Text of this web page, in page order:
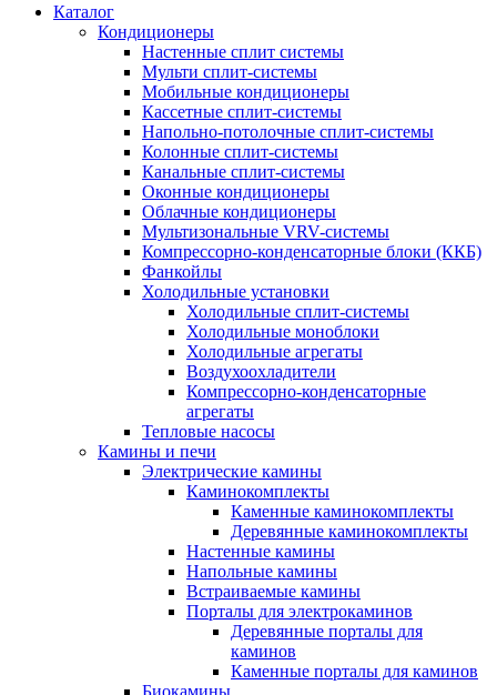
Каталог
Кондиционеры
Настенные сплит системы
Мульти сплит-системы
Мобильные кондиционеры
Кассетные сплит-системы
Напольно-потолочные сплит-системы
Колонные сплит-системы
Канальные сплит-системы
Оконные кондиционеры
Облачные кондиционеры
Мультизональные VRV-системы
Компрессорно-конденсаторные блоки (ККБ)
Фанкойлы
Холодильные установки
Холодильные сплит-системы
Холодильные моноблоки
Холодильные агрегаты
Воздухоохладители
Компрессорно-конденсаторные
агрегаты
Тепловые насосы
Камины и печи
Электрические камины
Каминокомплекты
Каменные каминокомплекты
Деревянные каминокомплекты
Настенные камины
Напольные камины
Встраиваемые камины
Порталы для электрокаминов
Деревянные порталы для
каминов
Каменные порталы для каминов
Биокамины